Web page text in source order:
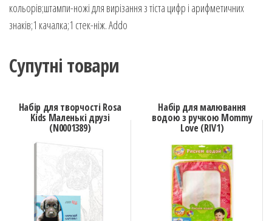
кольорів;штампи-ножі для вирізання з тіста цифр і арифметичних
знаків;1 качалка;1 стек-ніж. Addo
Супутні товари
Набір для творчості Rosa
Kids Маленькі друзі
(N0001389)
Набір для малювання
водою з ручкою Mommy
Love (RIV1)